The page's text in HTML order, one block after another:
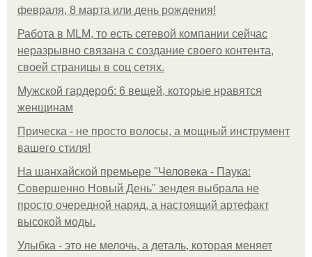
февраля, 8 марта или день рождения!
Работа в MLM, то есть сетевой компании сейчас
неразрывно связана с создание своего контента,
своей страницы в соц сетях.
Мужской гардероб: 6 вещей, которые нравятся
женщинам
Прическа - не просто волосы, а мощный инструмент
вашего стиля!
На шанхайской премьере "Человека - Паука:
Совершенно Новый День" зендея выбрала не
просто очередной наряд, а настоящий артефакт
высокой моды.
Улыбка - это не мелочь, а деталь, которая меняет